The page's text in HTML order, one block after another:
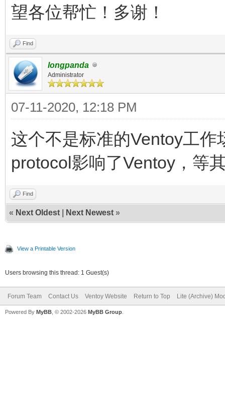
望各位帮忙！多谢！
Find
longpanda
Administrator
07-11-2020, 12:18 PM
这个不是标准的Ventoy工
protocol影响了Ventoy，等
Find
« Next Oldest Next Newest »
View a Printable Version
Users browsing this thread: 1 Guest(s)
Forum Team Contact Us Ventoy Website Return to Top Lite (Archive)
Powered By MyBB , © 2002-2026 MyBB Group